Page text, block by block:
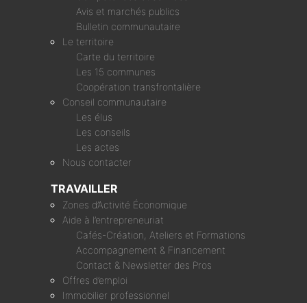
Avis et marchés publics
Bulletin communautaire
Le territoire
Carte du territoire
Les 15 communes
Coopération transfrontalière
Conseil communautaire
Les élus
Les conseils
Les actes
Nous contacter
TRAVAILLER
Zones d’Activité Économique
Aide à l’entrepreneuriat
Cafés-Création, Ateliers et Formations
Accompagnement & Financement
Contact & Newsletter des Pros
Offres d’emploi
Immobilier professionnel